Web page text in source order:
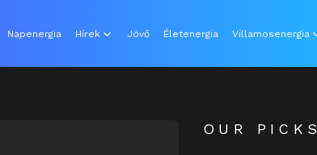
Napenergia Hírek Jövő Életenergia Villamosenergia
OUR PICKS